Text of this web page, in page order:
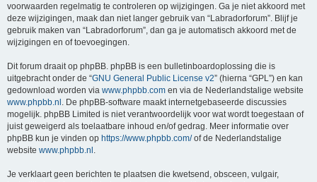
voorwaarden regelmatig te controleren op wijzigingen. Ga je niet akkoord met
deze wijzigingen, maak dan niet langer gebruik van “Labradorforum”. Blijf je
gebruik maken van “Labradorforum”, dan ga je automatisch akkoord met de
wijzigingen en of toevoegingen.
Dit forum draait op phpBB. phpBB is een bulletinboardoplossing die is
uitgebracht onder de “GNU General Public License v2” (hierna “GPL”) en kan
gedownload worden via www.phpbb.com en via de Nederlandstalige website
www.phpbb.nl . De phpBB-software maakt internetgebaseerde discussies
mogelijk. phpBB Limited is niet verantwoordelijk voor wat wordt toegestaan of
juist geweigerd als toelaatbare inhoud en/of gedrag. Meer informatie over
phpBB kun je vinden op https://www.phpbb.com/of de Nederlandstalige
website www.phpbb.nl
Je verklaart geen berichten te plaatsen die kwetsend, obsceen, vulgair,